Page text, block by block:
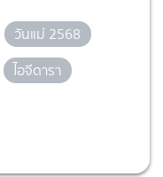
วันแม่ 2568
ไอจีดารา